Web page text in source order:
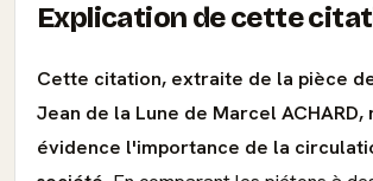
Explication de cette
Cette citation, extraite de la pièce
Jean de la Lune de Marcel ACHARD,
évidence l'importance de la